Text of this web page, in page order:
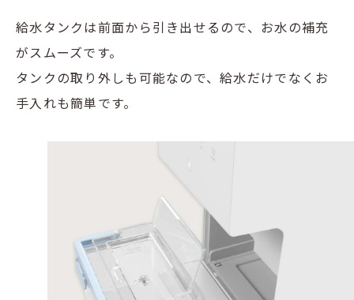
給水タンクは前面から引き出せるので、お水の補充
がスムーズです。
タンクの取り外しも可能なので、給水だけでなくお
手入れも簡単です。